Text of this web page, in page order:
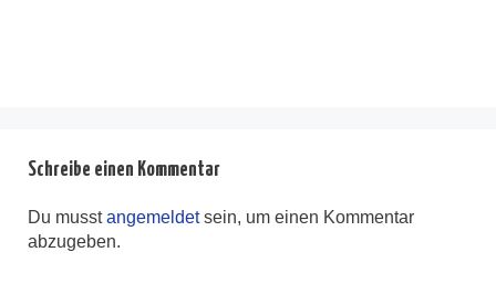
Schreibe einen Kommentar
Du musstangemeldetsein, um einen Kommentar
abzugeben.